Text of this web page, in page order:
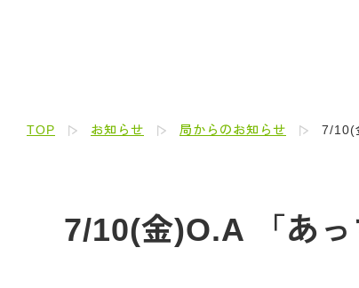
TOP お知らせ 局からのお知らせ 7/10(
7/10(金)O.A 「あっ